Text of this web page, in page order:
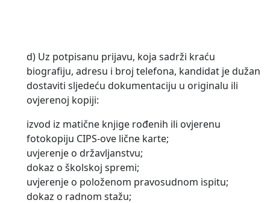
d) Uz potpisanu prijavu, koja sadrži kraću
biografiju, adresu i broj telefona, kandidat je dužan
dostaviti sljedeću dokumentaciju u originalu ili
ovjerenoj kopiji:
izvod iz matične knjige rođenih ili ovjerenu
fotokopiju CIPS-ove lične karte;
uvjerenje o državljanstvu;
dokaz o školskoj spremi;
uvjerenje o položenom pravosudnom ispitu;
dokaz o radnom stažu;